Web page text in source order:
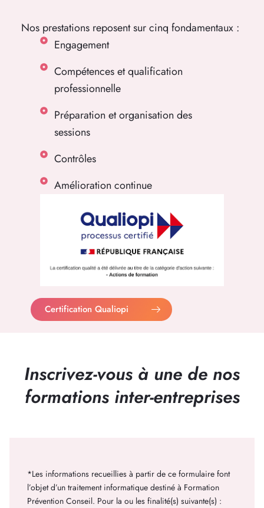
Nos prestations reposent sur cinq fondamentaux :
Engagement
Compétences et qualification
professionnelle
Préparation et organisation des
sessions
Contrôles
Amélioration continue
Certification Qualiopi
Inscrivez-vous à une de nos
formations inter-entreprises
*Les informations recueillies à partir de ce formulaire font
l’objet d’un traitement informatique destiné à Formation
Prévention Conseil. Pour la ou les finalité(s) suivante(s) :